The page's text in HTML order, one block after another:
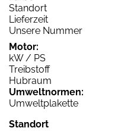
Standort
Lieferzeit
Unsere Nummer
Motor:
kW / PS
Treibstoff
Hubraum
Umweltnormen:
Umweltplakette
Standort